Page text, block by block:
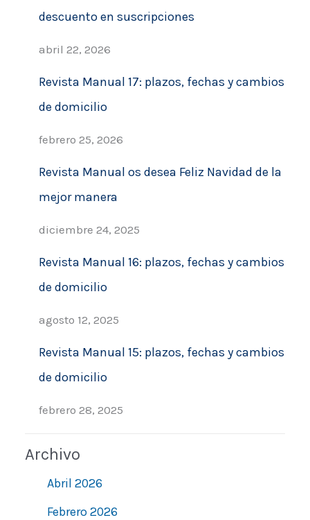
descuento en suscripciones
abril 22, 2026
Revista Manual 17: plazos, fechas y cambios
de domicilio
febrero 25, 2026
Revista Manual os desea Feliz Navidad de la
mejor manera
diciembre 24, 2025
Revista Manual 16: plazos, fechas y cambios
de domicilio
agosto 12, 2025
Revista Manual 15: plazos, fechas y cambios
de domicilio
febrero 28, 2025
Archivo
Abril 2026
Febrero 2026